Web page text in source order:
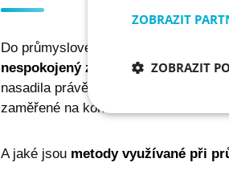
Do průmyslové špionáže dnes
nespokojený zaměstnanec, který
nasadila právě konkurence. Existují
zaměřené na konkurenci.
A jaké jsou metody využívané při
ZOBRAZIT
ZOBRAZIT
Nezbytně